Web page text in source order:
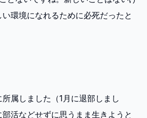
環境になれるために必死だったと
属しました（1月に退部しまし
活などせずに思うまま生きようと